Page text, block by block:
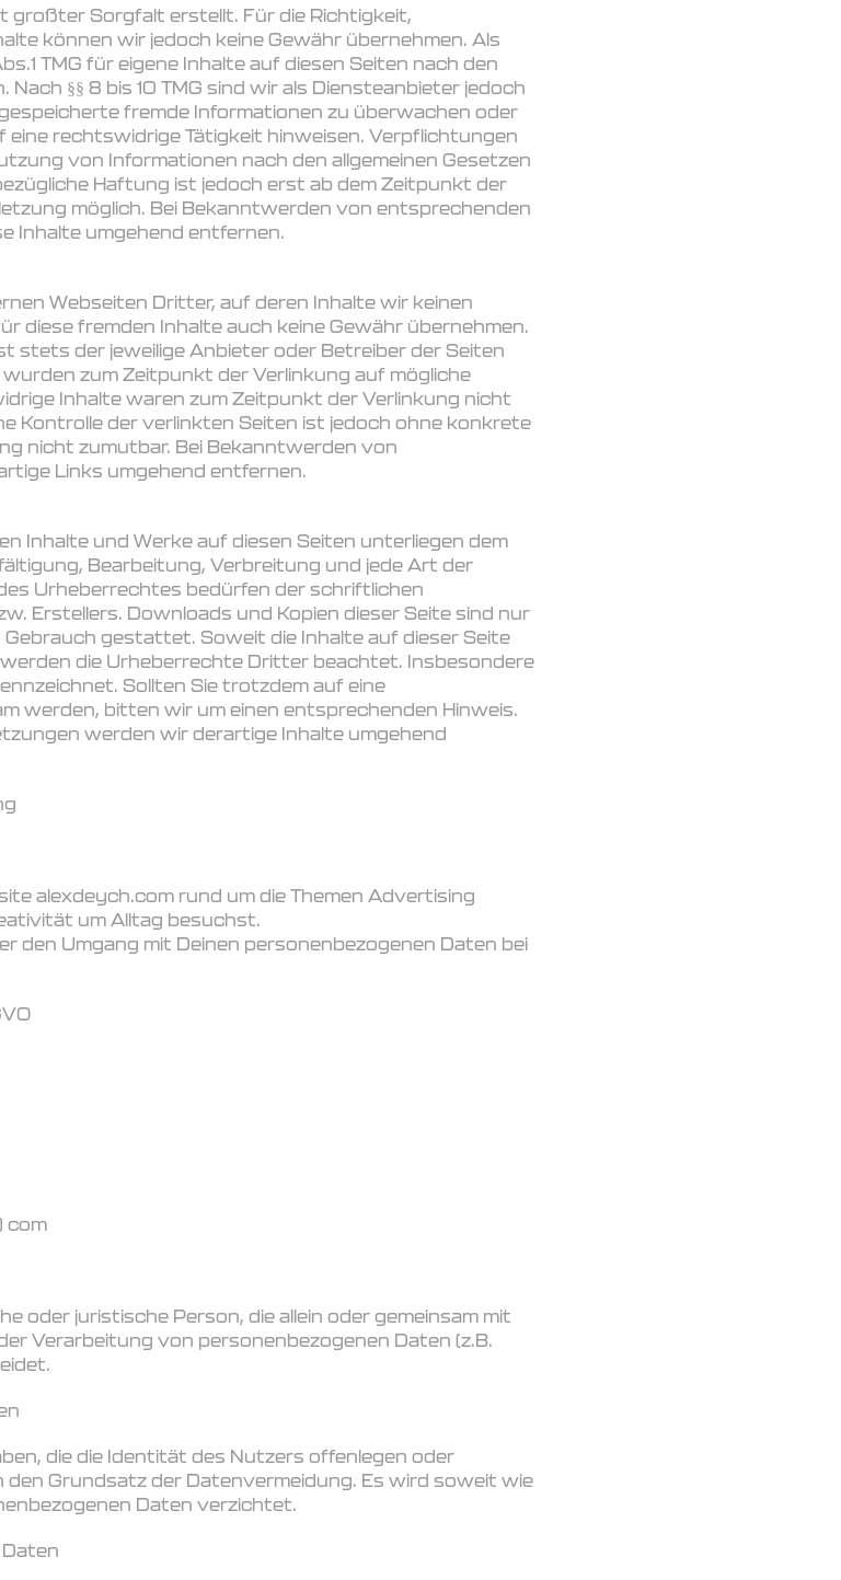
großter Sorgfalt erstellt. Für die Richtigkeit,
können wir jedoch keine Gewähr übernehmen. Als
TMG für eigene Inhalte auf diesen Seiten nach den
§§ 8 bis 10 TMG sind wir als Diensteanbieter jedoch
fremde Informationen zu überwachen oder
eine rechtswidrige Tätigkeit hinweisen. Verpflichtungen
von Informationen nach den allgemeinen Gesetzen
Haftung ist jedoch erst ab dem Zeitpunkt der
möglich. Bei Bekanntwerden von entsprechenden
Inhalte umgehend entfernen.
Webseiten Dritter, auf deren Inhalte wir keinen
diese fremden Inhalte auch keine Gewähr übernehmen.
stets der jeweilige Anbieter oder Betreiber der Seiten
zum Zeitpunkt der Verlinkung auf mögliche
Inhalte waren zum Zeitpunkt der Verlinkung nicht
Kontrolle der verlinkten Seiten ist jedoch ohne konkrete
nicht zumutbar. Bei Bekanntwerden von
Links umgehend entfernen.
Inhalte und Werke auf diesen Seiten unterliegen dem
Bearbeitung, Verbreitung und jede Art der
Urheberrechtes bedürfen der schriftlichen
Erstellers. Downloads und Kopien dieser Seite sind nur
gestattet. Soweit die Inhalte auf dieser Seite
die Urheberrechte Dritter beachtet. Insbesondere
Sollten Sie trotzdem auf eine
werden, bitten wir um einen entsprechenden Hinweis.
werden wir derartige Inhalte umgehend
alexdeych.com rund um die Themen Advertising
um Alltag besuchst.
den Umgang mit Deinen personenbezogenen Daten bei
com
oder juristische Person, die allein oder gemeinsam mit
Verarbeitung von personenbezogenen Daten (z.B.
die die Identität des Nutzers offenlegen oder
den Grundsatz der Datenvermeidung. Es wird soweit wie
Daten verzichtet.